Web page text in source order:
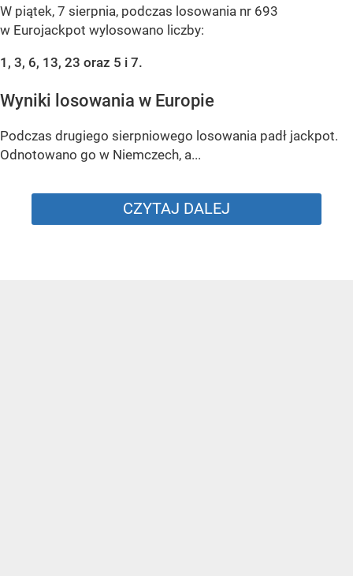
W piątek, 7 sierpnia, podczas losowania nr 693
w Eurojackpot wylosowano liczby:
1, 3, 6, 13, 23 oraz 5 i 7.
Wyniki losowania w Europie
Podczas drugiego sierpniowego losowania padł jackpot.
Odnotowano go w Niemczech, a...
CZYTAJ DALEJ